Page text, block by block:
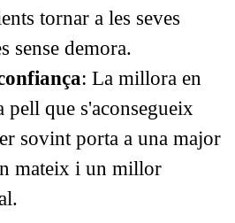
tornar a les seves
sense demora.
: La millora en
pell que s'aconsegueix
sovint porta a una major
mateix i un millor